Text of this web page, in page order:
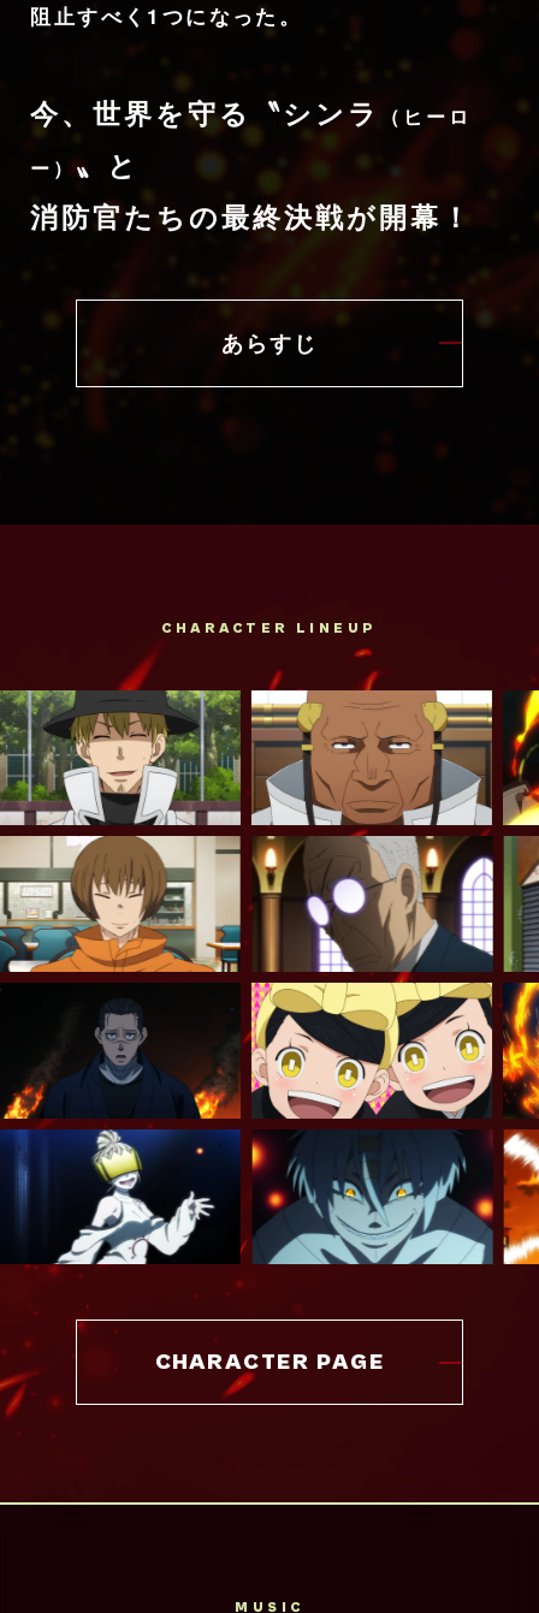
阻止すべく1つになった。
今、世界を守る〝シンラ
（ヒーロ
ー） 〟と
消防官たちの最終決戦が開幕！
あらすじ
CHARACTER LINEUP
CHARACTER PAGE
MUSIC